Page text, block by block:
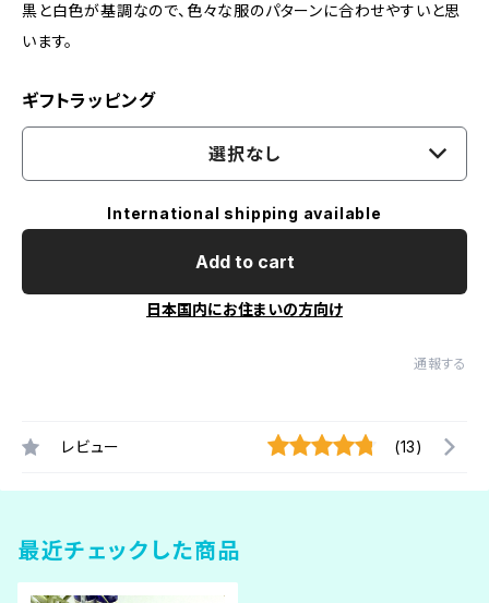
黒と白色が基調なので、色々な服のパターンに合わせやすいと思
います。
ギフトラッピング
選択なし
International shipping available
Add to cart
日本国内にお住まいの方向け
通報する
レビュー (13)
最近チェックした商品